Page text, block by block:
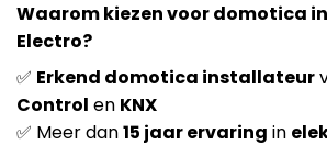
Waarom kiezen voor domotica
Electro?
✅ Erkend domotica installateur
Control en KNX
✅ Meer dan15 jaar ervaring in